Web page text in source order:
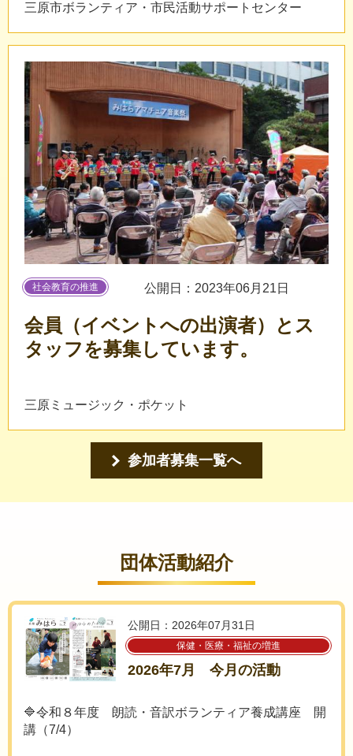
三原市ボランティア・市民活動サポートセンター
社会教育の推進 公開日：2023年06月21日
会員（イベントへの出演者）とス
タッフを募集しています。
三原ミュージック・ポケット
参加者募集一覧へ
団体活動紹介
公開日：2026年07月31日
保健・医療・福祉の増進
2026年7月 今月の活動
🔷令和８年度 朗読・音訳ボランティア養成講座 開
講（7/4）